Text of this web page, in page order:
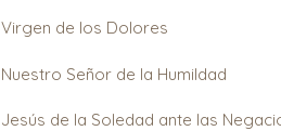
Virgen de los Dolores
Nuestro Señor de la Humildad
Jesús de la Soledad ante las